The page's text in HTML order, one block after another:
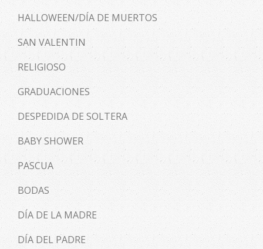
HALLOWEEN/DÍA DE MUERTOS
SAN VALENTIN
RELIGIOSO
GRADUACIONES
DESPEDIDA DE SOLTERA
BABY SHOWER
PASCUA
BODAS
DÍA DE LA MADRE
DÍA DEL PADRE